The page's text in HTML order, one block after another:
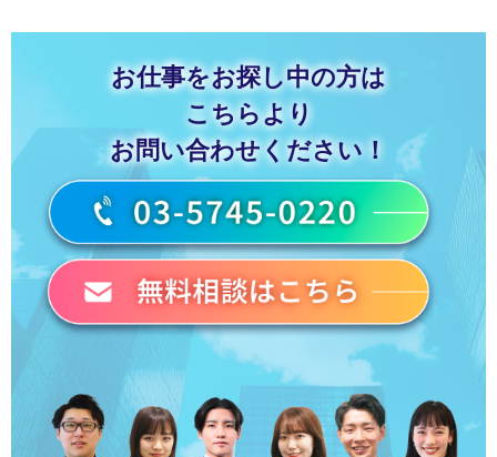
お仕事をお探し中の方は
こちらより
お問い合わせください！